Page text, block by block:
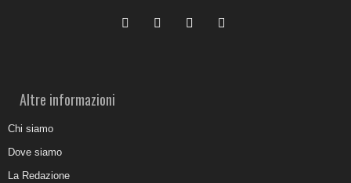
Altre informazioni
Chi siamo
Dove siamo
La Redazione